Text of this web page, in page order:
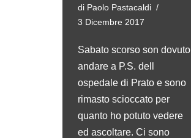
di Paolo Pastacaldi
3 Dicembre 2017
Sabato scorso son dovuto
andare a P.S. dell
ospedale di Prato e sono
rimasto scioccato per
quanto ho potuto vedere
ed ascoltare. Ci sono